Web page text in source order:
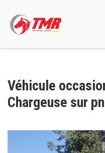
Véhicule
Chargeuse sur